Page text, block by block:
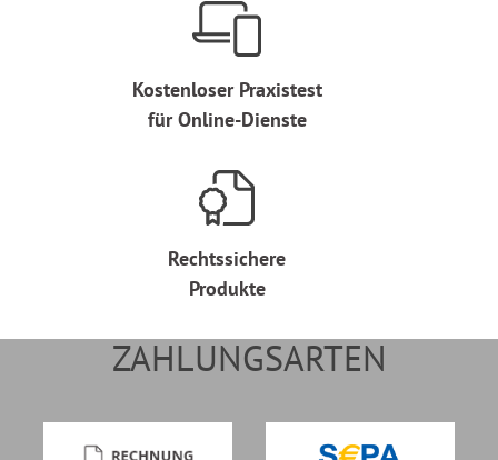
Kostenloser Praxistest
für Online-Dienste
Rechtssichere
Produkte
ZAHLUNGSARTEN